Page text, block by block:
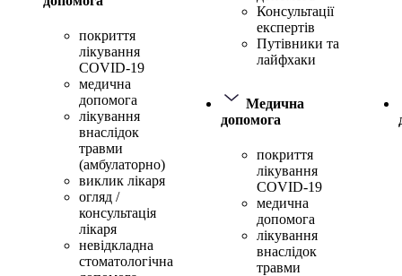
покриття
лікування
COVID-19
медична
допомога
лікування
внаслідок
травми
(амбулаторно)
виклик лікаря
огляд /
консультація
лікаря
невідкладна
стоматологічна
Консультації
експертів
Путівники та
лайфхаки
Медична
допомога
покриття
лікування
COVID-19
медична
допомога
лікування
внаслідок
травми